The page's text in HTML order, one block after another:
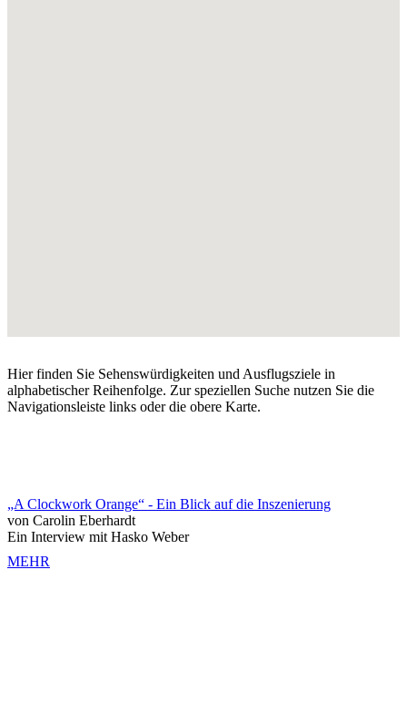
Hier finden Sie Sehenswürdigkeiten und Ausflugsziele in
alphabetischer Reihenfolge. Zur speziellen Suche nutzen Sie die
Navigationsleiste links oder die obere Karte.
„A Clockwork Orange“ - Ein Blick auf die Inszenierung
von Carolin Eberhardt
Ein Interview mit Hasko Weber
MEHR